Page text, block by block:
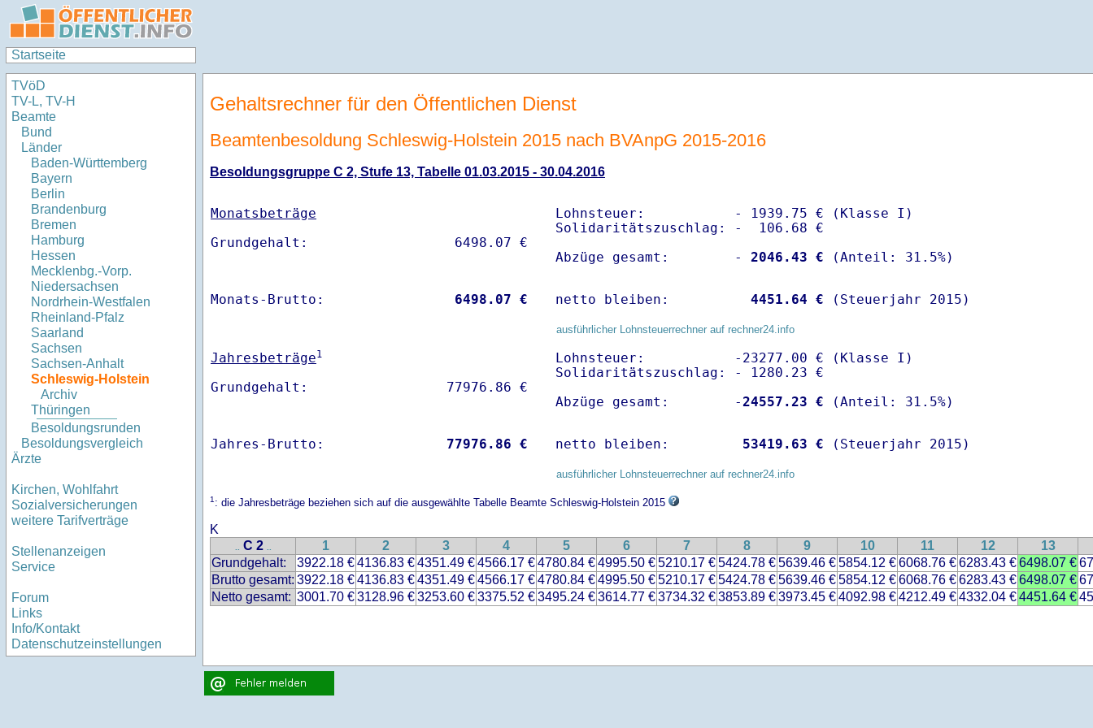
Startseite
TVöD
TV-L, TV-H
Beamte
Bund
Länder
Baden-Württemberg
Bayern
Berlin
Brandenburg
Bremen
Hamburg
Hessen
Mecklenbg.-Vorp.
Niedersachsen
Nordrhein-Westfalen
Rheinland-Pfalz
Saarland
Sachsen
Sachsen-Anhalt
Schleswig-Holstein
Archiv
Thüringen
Besoldungsrunden
Besoldungsvergleich
Ärzte
Kirchen, Wohlfahrt
Sozialversicherungen
weitere Tarifverträge
Stellenanzeigen
Service
Forum
Links
Info/Kontakt
Datenschutzeinstellungen
Gehaltsrechner für den Öffentlichen Dienst
Beamtenbesoldung Schleswig-Holstein 2015 nach BVAnpG 2015-2016
Besoldungsgruppe C 2, Stufe 13, Tabelle 01.03.2015 - 30.04.2016
Monatsbeträge
Lohnsteuer:           - 1939.75 € (Klasse I)
Solidaritätszuschlag: -  106.68 €
Abzüge gesamt:        -
2046.43 €
Monats-Brutto: 6498.07 € netto bleiben: 4451.64 € (Steuerjahr 2015)
ausführlicher Lohnsteuerrechner auf rechner24.info
Jahresbeträge1
Lohnsteuer:           -23277.00 € (Klasse I)
Solidaritätszuschlag: - 1280.23 €
Abzüge gesamt:        -24557.23 €
Jahres-Brutto: 77976.86 € netto bleiben: 53419.63 € (Steuerjahr 2015)
ausführlicher Lohnsteuerrechner auf rechner24.info
1: die Jahresbeträge beziehen sich auf die ausgewählte Tabelle Beamte Schleswig-Holstein 2015
K
.. C 2 .. 1 2 3 4 5 6 7 8 9 10 11 12
13
Grundgehalt:
3922.18 €4136.83 €4351.49 €4566.17 €4780.84 €4995.50 €5210.17 €5424.78 €5639.46 €5854.12 €6068.76 €6283.43 €6498.07 €
Brutto gesamt: 3922.18 €4136.83 €4351.49 €4566.17 €4780.84 €4995.50 €5210.17 €5424.78 €5639.46 €5854.12 €6068.76 €6283.43 €6498.07 €
Netto gesamt: 3001.70 €3128.96 €3253.60 €3375.52 €3495.24 €3614.77 €3734.32 €3853.89 €3973.45 €4092.98 €4212.49 €4332.04 €4451.64 €